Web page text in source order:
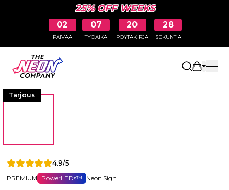
25% OFF WEEKS
02
PÄIVÄÄ
07
TYÖAIKA
20
PÖYTÄKIRJA
27
SEKUNTIA
Avaa
Tarjous
4.9/5
PREMIUM PowerLEDs™ Neon Sign